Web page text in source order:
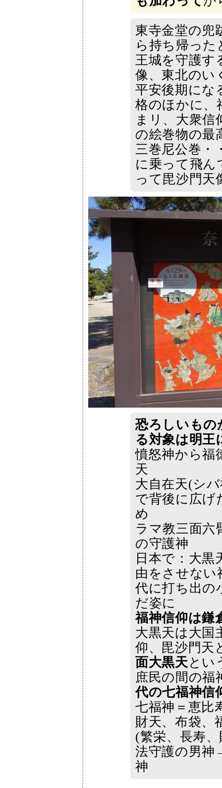
東寺金堂の兜
ら持ち帰った
王城を守護
像、東北のい
平安後期にな
格のほかに、
まリ、大衆
の絵巻物の最
三巻尼公巻・
に乗って飛ん
って毘沙門天
恐ろしいもの
る対象は明王
憤怒神から福
天
大自在天(シ
で背後に広げ
め
ラマ教三面六
の守護神
日本で：大黒
由をさせな
代に打ち出の
だ姿に
福神信仰は鎌
大黒天は大国
仰、毘沙門天
面大黒天とい
庶民の間の福
代の七福神信
七福神＝恵比
財天、布袋、
(繁栄、長寿
法守護の男神
神